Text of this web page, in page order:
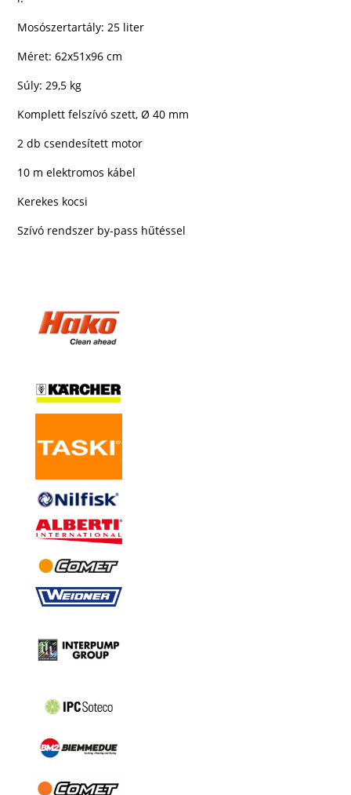
Mosószertartály: 25 liter
Méret: 62x51x96 cm
Súly: 29,5 kg
Komplett felszívó szett, Ø 40 mm
2 db csendesített motor
10 m elektromos kábel
Kerekes kocsi
Szívó rendszer by-pass hűtéssel